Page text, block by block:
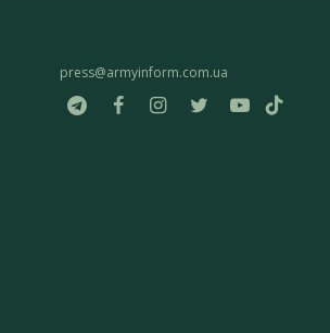
press@armyinform.com.ua